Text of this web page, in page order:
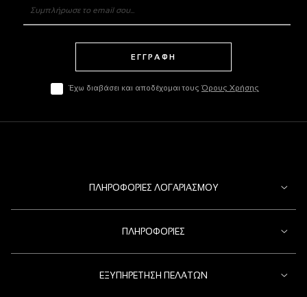
ΕΓΓΡΑΦΗ
Έχω διαβάσει και αποδέχομαι τους Όρους Χρήσης
ΠΛΗΡΟΦΟΡΊΕΣ ΛΟΓΑΡΙΑΣΜΟΎ
ΠΛΗΡΟΦΟΡΊΕΣ
ΕΞΥΠΗΡΈΤΗΣΗ ΠΕΛΑΤΏΝ